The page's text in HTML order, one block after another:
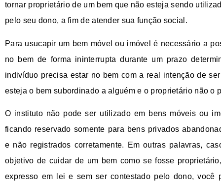
tornar proprietário de um bem que não esteja sendo
pelo seu dono, a fim de atender sua função social.
Para usucapir um bem móvel ou imóvel é necessário a
no bem de forma ininterrupta durante um prazo
indivíduo precisa estar no bem com a real intenção de
esteja o bem subordinado a alguém e o proprietário não o
O instituto não pode ser utilizado em bens móveis ou
ficando reservado somente para bens privados
e não registrados corretamente. Em outras palavras,
objetivo de cuidar de um bem como se fosse
expresso em lei e sem ser contestado pelo dono, você